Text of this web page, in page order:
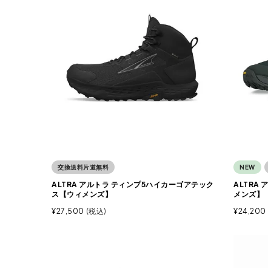
交換送料片道無料
ALTRA アルトラ ティンプ5ハイカーゴアテック
ス【ウィメンズ】
¥27,500 税込
NEW
ALTRA
メンズ】
¥24,200